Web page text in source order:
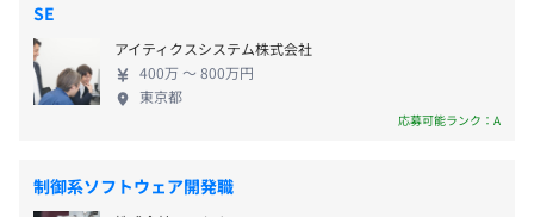
社会保険完備（健康保険・厚生年金加入・雇用保険・労災
けることができます！ 新しい分野の知識や技術を身
に着けたい、自分の強みを活かして働きたい方、私
たちと一緒に挑戦してみませんか？
SE
アイティクスシステム株式会社
400万 〜 800万円
東京都
応募可能ランク：A
制御系ソフトウェア開発職